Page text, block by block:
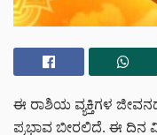
ಈ ರಾಶಿಯ ವ್ಯಕ್ತಿಗಳ
ಪ್ರಭಾವ ಬೀರಲಿದೆ. ಈ ದಿನ